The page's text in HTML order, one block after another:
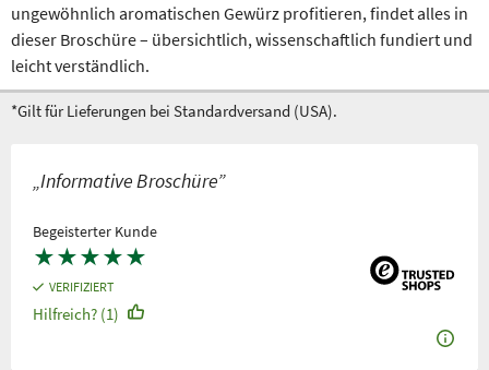
ungewöhnlich aromatischen Gewürz profitieren, findet alles in
dieser Broschüre – übersichtlich, wissenschaftlich fundiert und
leicht verständlich.
*Gilt für Lieferungen bei Standardversand (USA).
„Informative Broschüre”
Begeisterter Kunde
★★★★★
VERIFIZIERT
Hilfreich? (1)